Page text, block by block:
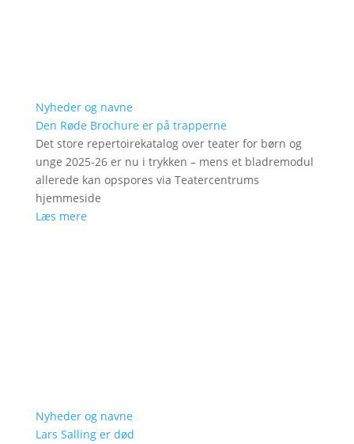
Nyheder og navne
Den Røde Brochure er på trapperne
Det store repertoirekatalog over teater for børn og
unge 2025-26 er nu i trykken – mens et bladremodul
allerede kan opspores via Teatercentrums
hjemmeside
Læs mere
Nyheder og navne
Lars Salling er død